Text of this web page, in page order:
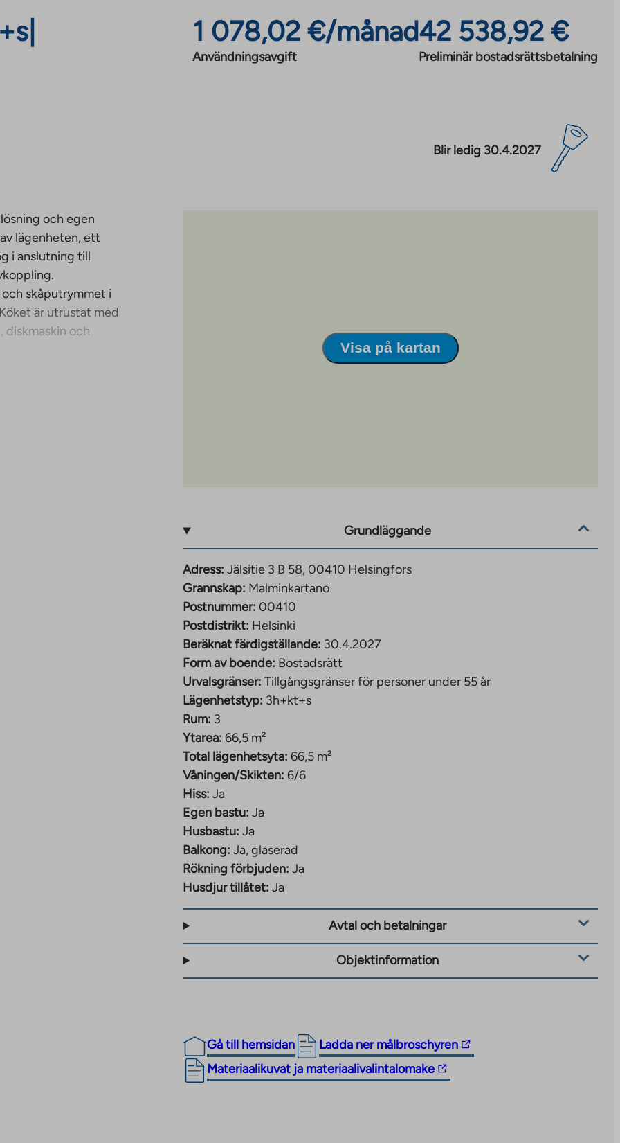
1 078,02 €/månad
Användningsavgift
42 538,92 €
Preliminär bostadsrättsbetalning
Blir ledig 30.4.2027
och egen
lägenheten, ett
i anslutning till
skåputrymmet i
är utrustat med
diskmaskin och
en öppen terrass
har också
från 687–
Visa på kartan
Grundläggande
Adress: Jälsitie 3 B 58, 00410 Helsingfors
Grannskap: Malminkartano
Postnummer: 00410
Postdistrikt: Helsinki
Beräknat färdigställande: 30.4.2027
Form av boende: Bostadsrätt
Urvalsgränser: Tillgångsgränser för personer under 55 år
Lägenhetstyp: 3h+kt+s
Rum: 3
Ytarea: 66,5 m²
Total lägenhetsyta: 66,5 m²
Våningen/Skikten: 6/6
Hiss: Ja
Egen bastu: Ja
Husbastu: Ja
Balkong: Ja, glaserad
Rökning förbjuden: Ja
Husdjur tillåtet: Ja
Avtal och betalningar
Objektinformation
Gå till hemsidan Ladda ner målbroschyren
The
link
takes
Materiaalikuvat ja materiaalivalintalomake
The
link